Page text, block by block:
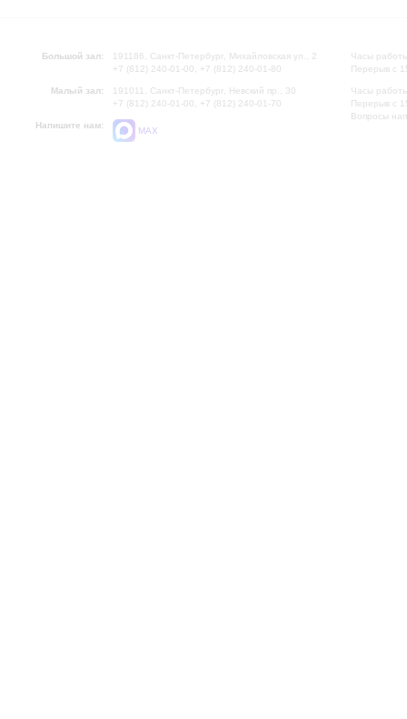
Большой зал:
191186, Санкт-Петербург, Михайловская ул., 2
+7 (812) 240-01-00, +7 (812) 240-01-80
Малый зал:
191011, Санкт-Петербург, Невский пр., 30
+7 (812) 240-01-00, +7 (812) 240-01-70
Напишите нам:
MAX
Часы
Перерыв с
Часы
Перерыв с
Вопросы